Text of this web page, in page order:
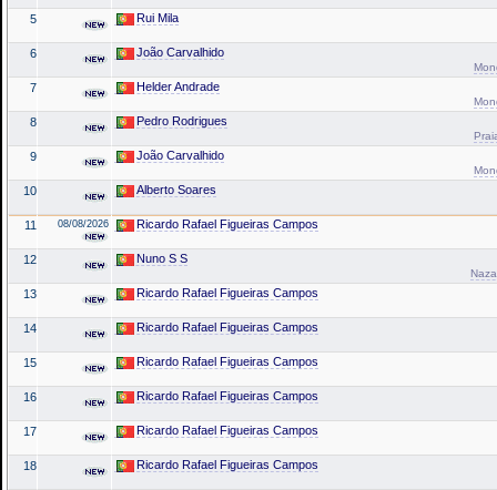
5 Rui Mila
6 João Carvalhido
7 Helder Andrade
8 Pedro Rodrigues
9 João Carvalhido
10 Alberto Soares
11 08/08/2026 Ricardo Rafael Figueiras Campos
12 Nuno S S
13 Ricardo Rafael Figueiras Campos
14 Ricardo Rafael Figueiras Campos
15 Ricardo Rafael Figueiras Campos
16 Ricardo Rafael Figueiras Campos
17 Ricardo Rafael Figueiras Campos
18 Ricardo Rafael Figueiras Campos